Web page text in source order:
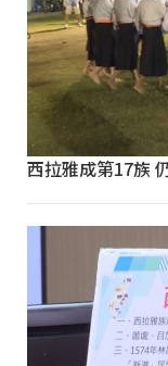
西拉雅成第17族